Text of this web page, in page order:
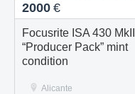
2000 €
Focusrite ISA 430 MkII
“Producer Pack” mint
condition
Alicante